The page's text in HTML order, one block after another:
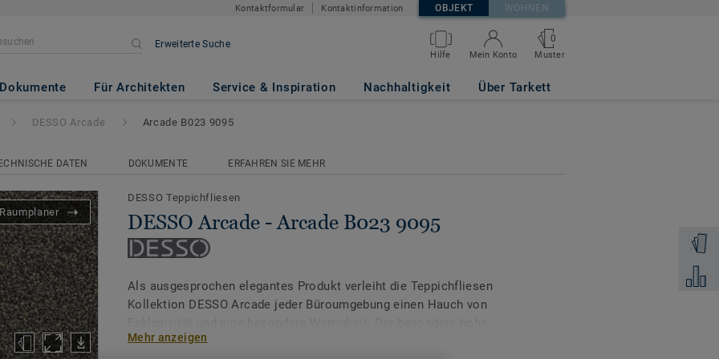
Kontaktformular Kontaktinformation OBJEKT WOHNEN
Erweiterte Suche
Hilfe Mein Konto
0
Muster
Dokumente Für Architekten Service & Inspiration Nachhaltigkeit Über Tarkett
B023 9095
Zum
DESSO Arcade Arcade B023 9095
DATEN DOKUMENTE ERFAHREN SIE MEHR
Raumplaner
DESSO Teppichfliesen
DESSO Arcade - Arcade B023 9095
Als ausgesprochen elegantes Produkt verleiht die Teppichfliesen
Kollektion DESSO Arcade jeder Büroumgebung einen Hauch von
Flor verleiht Objektbereichen eine wohnliche Atmosphäre und
Mehr anzeigen